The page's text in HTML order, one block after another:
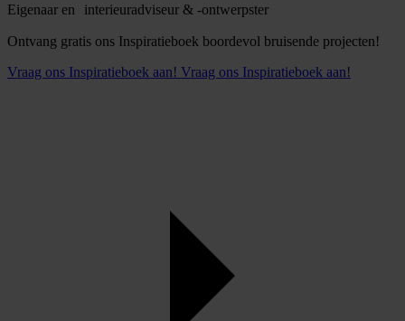
Eigenaar en interieuradviseur & -ontwerpster
Ontvang gratis ons Inspiratieboek boordevol bruisende projecten!
Vraag ons Inspiratieboek aan! Vraag ons Inspiratieboek aan!